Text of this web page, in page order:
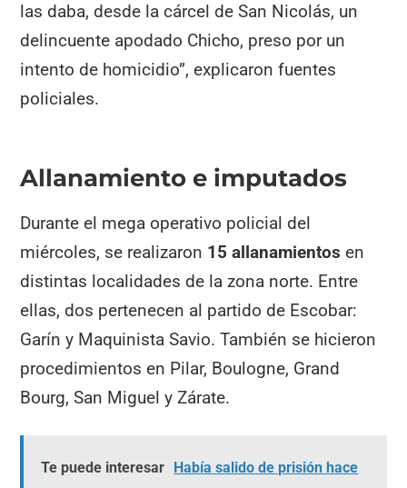
las daba, desde la cárcel de San Nicolás, un
delincuente apodado Chicho, preso por un
intento de homicidio”, explicaron fuentes
policiales.
Allanamiento e imputados
Durante el mega operativo policial del
miércoles, se realizaron 15 allanamientos en
distintas localidades de la zona norte. Entre
ellas, dos pertenecen al partido de Escobar:
Garín y Maquinista Savio. También se hicieron
procedimientos en Pilar, Boulogne, Grand
Bourg, San Miguel y Zárate.
Te puede interesar Había salido de prisión hace